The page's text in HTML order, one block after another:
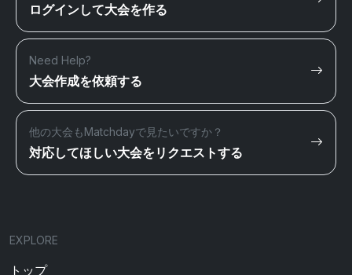
ログインして大会を作る
Need Help?
大会作成を依頼する
他の大会もMatchdayで見たいですか？
対応してほしい大会をリクエストする
EXPLORE
トップ